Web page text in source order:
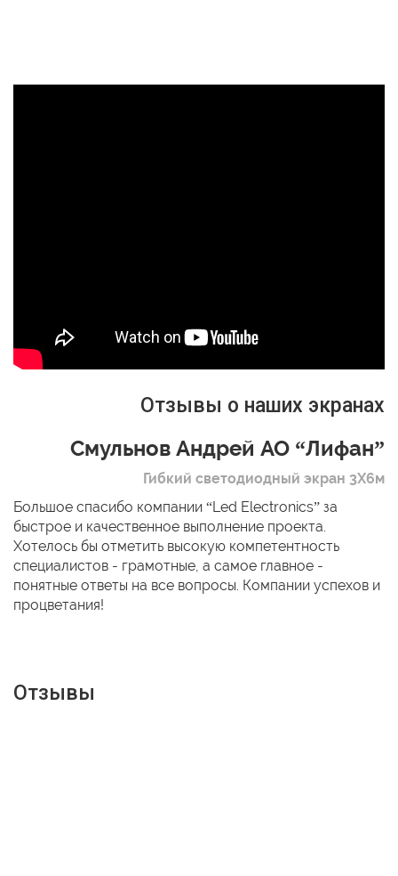
Отзывы о наших экранах
Смульнов Андрей АО “Лифан”
Гибкий светодиодный экран 3Х6м
Большое спасибо компании “Led Electronics” за
быстрое и качественное выполнение проекта.
Хотелось бы отметить высокую компетентность
специалистов - грамотные, а самое главное -
понятные ответы на все вопросы. Компании успехов и
процветания!
Отзывы